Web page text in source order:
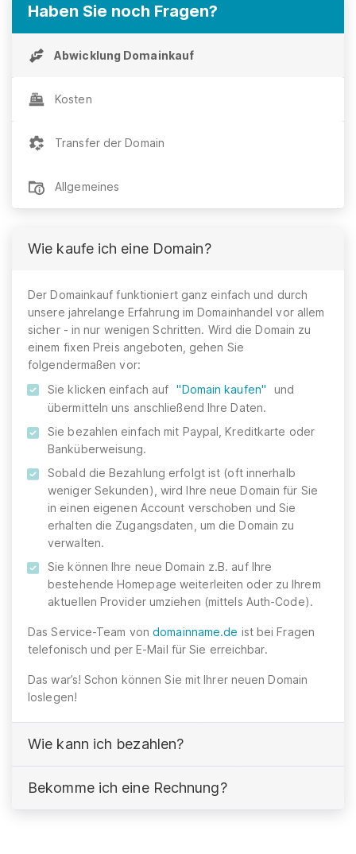
Haben Sie noch Fragen?
Abwicklung Domainkauf
Kosten
Transfer der Domain
Allgemeines
Wie kaufe ich eine Domain?
Der Domainkauf funktioniert ganz einfach und durch
unsere jahrelange Erfahrung im Domainhandel vor allem
sicher - in nur wenigen Schritten. Wird die Domain zu
einem fixen Preis angeboten, gehen Sie
folgendermaßen vor:
Sie klicken einfach auf
"Domain kaufen"
und
übermitteln uns anschließend Ihre Daten.
Sie bezahlen einfach mit Paypal, Kreditkarte oder
Banküberweisung.
Sobald die Bezahlung erfolgt ist (oft innerhalb
weniger Sekunden), wird Ihre neue Domain für Sie
in einen eigenen Account verschoben und Sie
erhalten die Zugangsdaten, um die Domain zu
verwalten.
Sie können Ihre neue Domain z.B. auf Ihre
bestehende Homepage weiterleiten oder zu Ihrem
aktuellen Provider umziehen (mittels Auth-Code).
Das Service-Team vondomainname.de ist bei Fragen
telefonisch und per E-Mail für Sie erreichbar.
Das war’s! Schon können Sie mit Ihrer neuen Domain
loslegen!
Wie kann ich bezahlen?
Bekomme ich eine Rechnung?